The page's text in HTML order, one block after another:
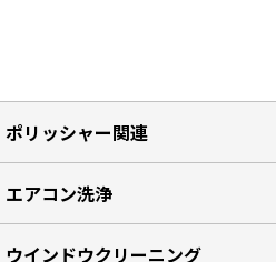
ポリッシャー関連
エアコン洗浄
ウインドウクリーニング